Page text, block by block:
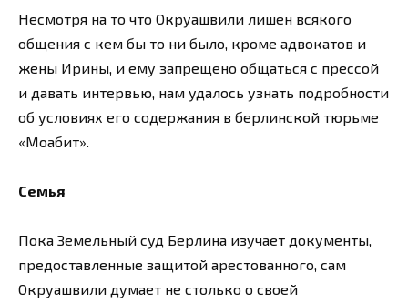
Несмотря на то что Окруашвили лишен всякого
общения с кем бы то ни было, кроме адвокатов и
жены Ирины, и ему запрещено общаться с прессой
и давать интервью, нам удалось узнать подробности
об условиях его содержания в берлинской тюрьме
«Моабит».
Семья
Пока Земельный суд Берлина изучает документы,
предоставленные защитой арестованного, сам
Окруашвили думает не столько о своей